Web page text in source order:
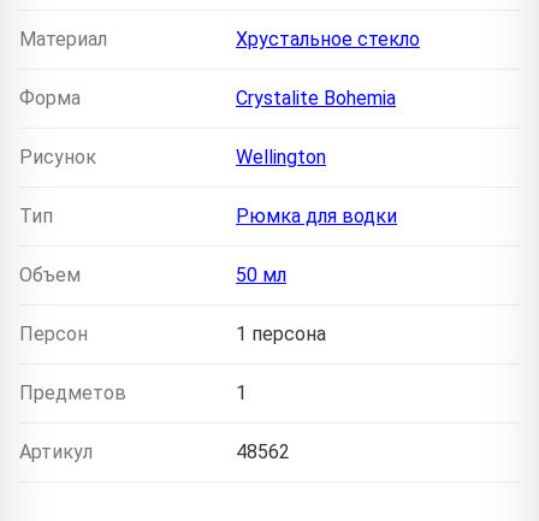
Материал Хрустальное стекло
Форма Crystalite Bohemia
Рисунок Wellington
Тип Рюмка для водки
Объем 50 мл
Персон 1 персона
Предметов 1
Артикул 48562